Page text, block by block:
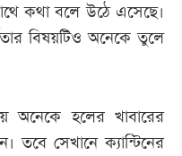
কথা বলে উঠে এসেছে।
বিষয়টিও অনেকে তুলে
অনেকে হলের খাবারের
তবে সেখানে ক্যান্টিনের